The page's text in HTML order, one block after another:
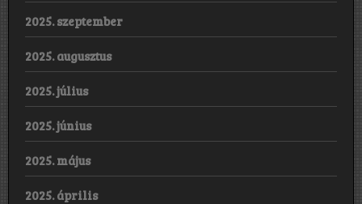
2025. szeptember
2025. augusztus
2025. július
2025. június
2025. május
2025. április